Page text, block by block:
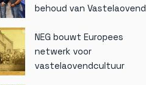
behoud van Vastelaovend
NEG bouwt Europees
netwerk voor
vastelaovendcultuur